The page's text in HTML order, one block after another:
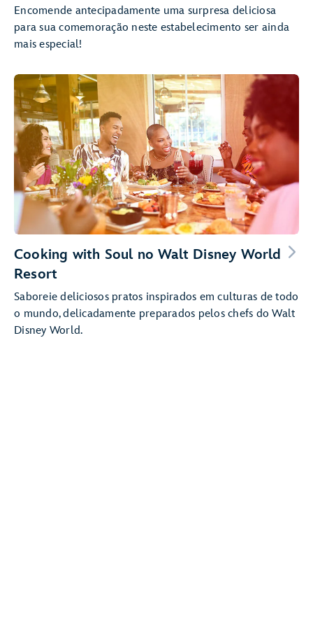
Encomende antecipadamente uma surpresa deliciosa
para sua comemoração neste estabelecimento ser ainda
mais especial!
Cooking with Soul no Walt Disney World
Resort
Saboreie deliciosos pratos inspirados em culturas de todo
o mundo, delicadamente preparados pelos chefs do Walt
Disney World.